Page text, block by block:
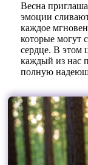
Весна
эмоции
каждое
которые могут
сердце. В этом
каждый из нас
полную